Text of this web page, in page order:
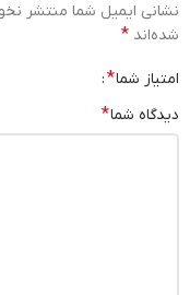
نشانی ایمیل شما منتشر
شده‌اند *
امتیاز شما*
دیدگاه شما*